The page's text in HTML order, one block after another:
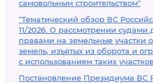
самовольным строительством"
"Тематический обзор ВС
11/2026. О рассмотрении судами
правами на земельные участки
земель, изъятых из оборота и
с использованием таких
Постановление Президиума ВС